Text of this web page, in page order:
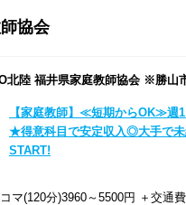
協会
北陸 福井県家庭教師協会 ※勝山
【家庭教師】≪短期からOK≫週
★得意科目で安定収入◎大手で未
START!
マ(120分)3960～5500円 ＋交通